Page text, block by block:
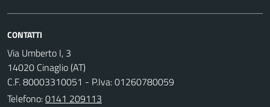
CONTATTI
Via Umberto I, 3
14020 Cinaglio (AT)
C.F. 80003310051 - P.Iva: 01260780059
Telefono:0141 209113